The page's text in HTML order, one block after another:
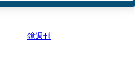
鏡週刊